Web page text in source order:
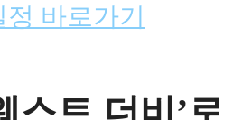
바로가기
스트 더비’